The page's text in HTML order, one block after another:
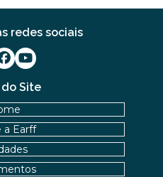
Site
a Earff
redes sociais